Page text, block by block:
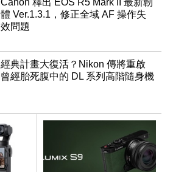
體 Ver.1.3.1，修正全域 AF 操作失
效問題
經典計畫大復活？Nikon 傳將重啟
曾經胎死腹中的 DL 系列高階隨身機